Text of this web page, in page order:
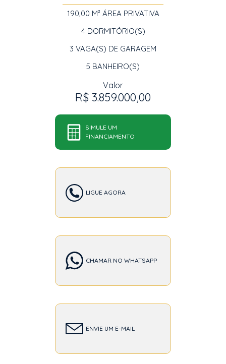
190,00 M² ÁREA PRIVATIVA
4DORMITÓRIO(S)
3 VAGA(S) DE GARAGEM
5 BANHEIRO(S)
Valor
R$ 3.859.000,00
SIMULE UM
FINANCIAMENTO
LIGUE AGORA
CHAMAR NO WHATSAPP
ENVIE UM E-MAIL